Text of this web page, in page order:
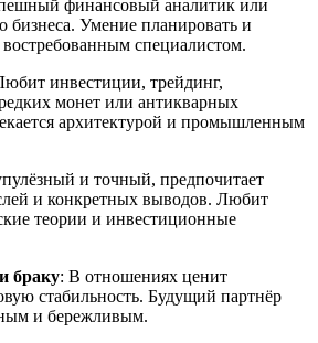
финансовый аналитик или
бизнеса. Умение планировать и
востребованным специалистом.
инвестиции, трейдинг,
монет или антикварных
архитектурой и промышленным
и точный, предпочитает
и конкретных выводов. Любит
теории и инвестиционные
браку: В отношениях ценит
стабильность. Будущий партнёр
и бережливым.